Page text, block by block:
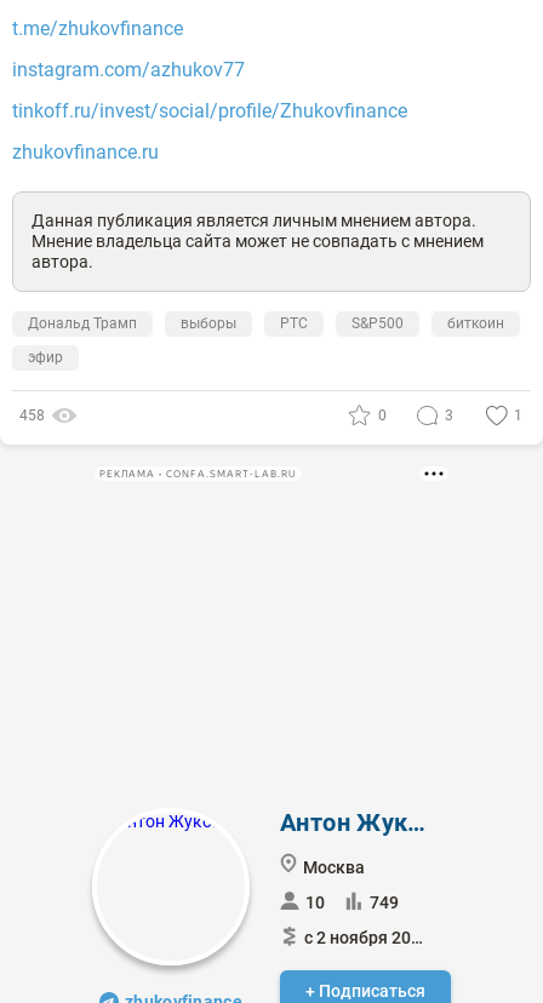
t.me/zhukovfinance
instagram.com/azhukov77
tinkoff.ru/invest/social/profile/Zhukovfinance
zhukovfinance.ru
Данная публикация является личным мнением автора.
Мнение владельца сайта может не совпадать с мнением
автора.
Дональд Трамп выборы РТС S&P500
биткоин
эфир
458 0 3 1
РЕКЛАМА • CONFA.SMART-LAB.RU
Антон Жуков
Москва
10
749
с 2 ноября 2017
+ Подписаться